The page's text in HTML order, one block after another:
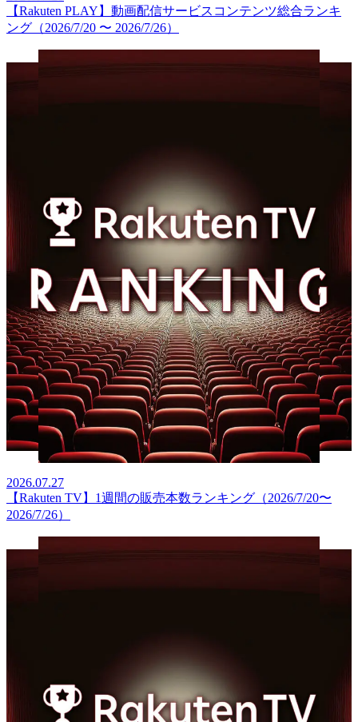
【Rakuten PLAY】動画配信サービスコンテンツ総合ランキ
ング（2026/7/20 〜 2026/7/26）
2026.07.27
【Rakuten TV】1週間の販売本数ランキング（2026/7/20〜
2026/7/26）